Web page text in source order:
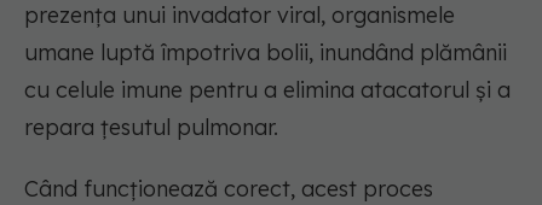
prezența unui invadator viral, organismele
umane luptă împotriva bolii, inundând plămânii
cu celule imune pentru a elimina atacatorul și a
repara țesutul pulmonar.
Când funcționează corect, acest proces